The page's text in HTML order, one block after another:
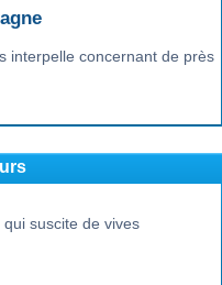
interpelle concernant de près
suscite de vives